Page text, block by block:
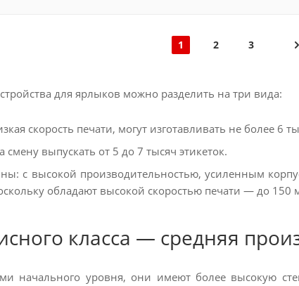
1 2 3
для ярлыков можно разделить на три вида:
скорость печати, могут изготавливать не более 6
выпускать от 5 до 7 тысяч этикеток.
с высокой производительностью, усиленным
обладают высокой скоростью печати — до 150
класса — средняя
начального уровня, они имеют более высокую